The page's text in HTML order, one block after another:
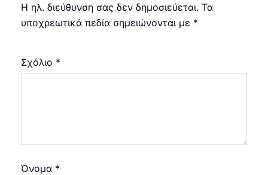
Η ηλ. διεύθυνση σας δεν δημοσιεύεται. Τα
υποχρεωτικά πεδία σημειώνονται με *
Σχόλιο *
Όνομα *